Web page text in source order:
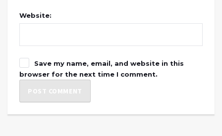
Website:
Save my name, email, and website in this
browser for the next time I comment.